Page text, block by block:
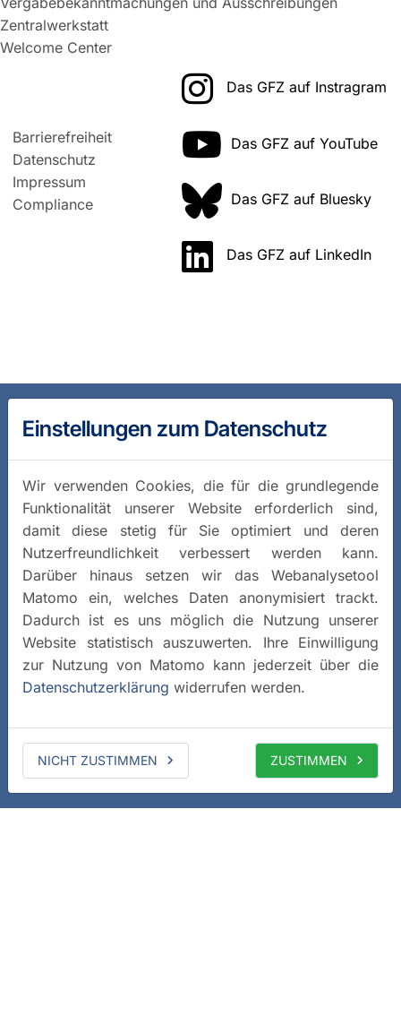
Zentralwerkstatt
Welcome Center
Barrierefreiheit
Datenschutz
Impressum
Compliance
Das GFZ auf Instragram
Das GFZ auf YouTube
Das GFZ auf Bluesky
Das GFZ auf LinkedIn
Einstellungen zum Datenschutz
Wir verwenden Cookies, die für die grundlegende
Funktionalität unserer Website erforderlich sind,
damit diese stetig für Sie optimiert und deren
Nutzerfreundlichkeit verbessert werden kann.
Darüber hinaus setzen wir das Webanalysetool
Matomo ein, welches Daten anonymisiert trackt.
Dadurch ist es uns möglich die Nutzung unserer
Website statistisch auszuwerten. Ihre Einwilligung
zur Nutzung von Matomo kann jederzeit über die
Datenschutzerklärung widerrufen werden.
NICHT ZUSTIMMEN ZUSTIMMEN